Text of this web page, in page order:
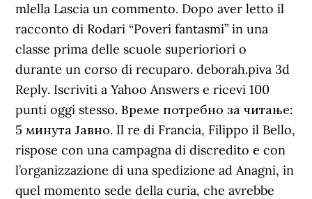
mlella Lascia un commento. Dopo aver letto il
racconto di Rodari “Poveri fantasmi” in una
classe prima delle scuole superioriori o
durante un corso di recuparo. deborah.piva 3d
Reply. Iscriviti a Yahoo Answers e ricevi 100
punti oggi stesso. Време потребно за читање:
5 минута Јавно. Il re di Francia, Filippo il Bello,
rispose con una campagna di discredito e con
l’organizzazione di una spedizione ad Anagni, in
quel momento sede della curia, che avrebbe